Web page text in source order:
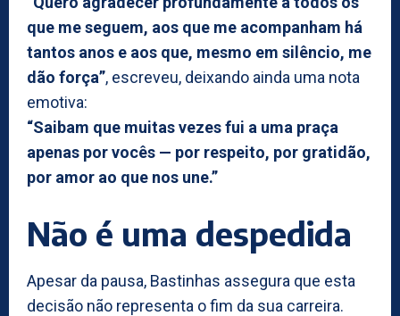
que me seguem, aos que me acompanham há
tantos anos e aos que, mesmo em silêncio, me
dão força”, escreveu, deixando ainda uma nota
emotiva:
“Saibam que muitas vezes fui a uma praça
apenas por vocês — por respeito, por gratidão,
por amor ao que nos une.”
Não é uma despedida
Apesar da pausa, Bastinhas assegura que esta
decisão não representa o fim da sua carreira.